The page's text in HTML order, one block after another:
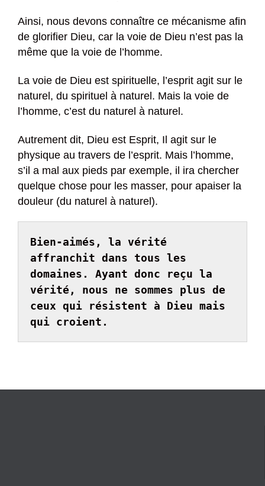
Ainsi, nous devons connaître ce mécanisme afin
de glorifier Dieu, car la voie de Dieu n’est pas la
même que la voie de l’homme.
La voie de Dieu est spirituelle, l’esprit agit sur le
naturel, du spirituel à naturel. Mais la voie de
l’homme, c’est du naturel à naturel.
Autrement dit, Dieu est Esprit, Il agit sur le
physique au travers de l’esprit. Mais l’homme,
s’il a mal aux pieds par exemple, il ira chercher
quelque chose pour les masser, pour apaiser la
douleur (du naturel à naturel).
Bien-aimés, la vérité
affranchit dans tous les
domaines. Ayant donc reçu la
vérité, nous ne sommes plus de
ceux qui résistent à Dieu mais
qui croient.